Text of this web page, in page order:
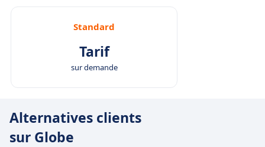
Standard
Tarif
sur demande
Alternatives clients
sur Globe